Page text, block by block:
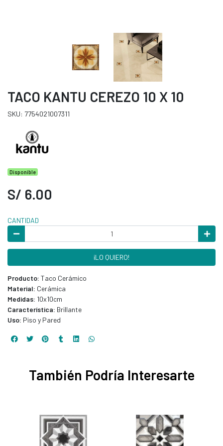
TACO KANTU CEREZO 10 X 10
SKU: 7754021007311
Disponible
S/ 6.00
CANTIDAD
¡LO QUIERO!
Producto: Taco Cerámico
Material: Cerámica
Medidas: 10x10cm
Característica: Brillante
Uso: Piso y Pared
También Podría Interesarte